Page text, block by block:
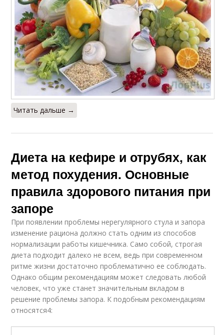
Читать дальше →
Диета на кефире и отрубях, как
метод похудения. Основные
правила здорового питания при
запоре
При появлении проблемы нерегулярного стула и запора
изменение рациона должно стать одним из способов
нормализации работы кишечника. Само собой, строгая
диета подходит далеко не всем, ведь при современном
ритме жизни достаточно проблематично ее соблюдать.
Однако общим рекомендациям может следовать любой
человек, что уже станет значительным вкладом в
решение проблемы запора. К подобным рекомендациям
относятся4: